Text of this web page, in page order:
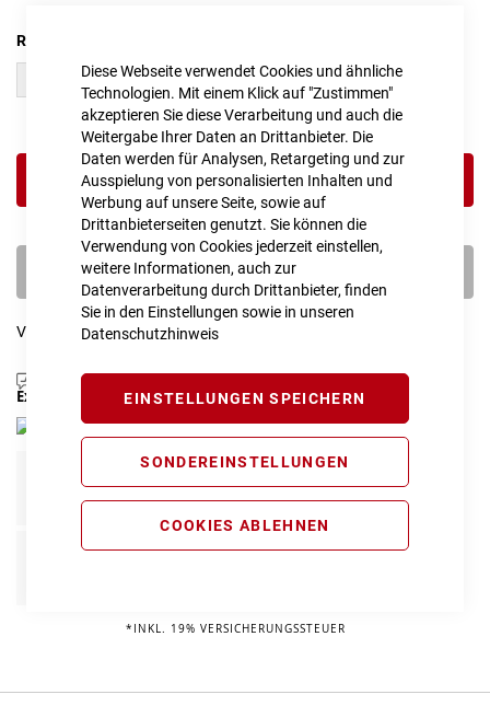
Diese Webseite verwendet Cookies und ähnliche
Technologien. Mit einem Klick auf "Zustimmen"
akzeptieren Sie diese Verarbeitung und auch die
Weitergabe Ihrer Daten an Drittanbieter. Die
Daten werden für Analysen, Retargeting und zur
Ausspielung von personalisierten Inhalten und
Werbung auf unsere Seite, sowie auf
Drittanbieterseiten genutzt. Sie können die
Verwendung von Cookies jederzeit einstellen,
weitere Informationen, auch zur
Datenverarbeitung durch Drittanbieter, finden
Sie in den Einstellungen sowie in unseren
Datenschutzhinweis
EINSTELLUNGEN SPEICHERN
SONDEREINSTELLUNGEN
COOKIES ABLEHNEN
RAHMENHÖHE
58 cm 62 cm
IN DEN WARENKORB
PROBEFAHRT VEREINBAREN
Vergleichsliste: hinzufügen |
Produktanfrage stellen
Extra Schutz? Jetzt Tarife entdecken!
119,00 € pro Jahr*
Info
*INKL. 19% VERSICHERUNGSSTEUER